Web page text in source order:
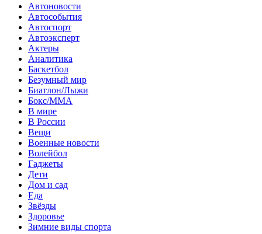
Автоновости
Автособытия
Автоспорт
Автоэксперт
Актеры
Аналитика
Баскетбол
Безумный мир
Биатлон/Лыжи
Бокс/MMA
В мире
В России
Вещи
Военные новости
Волейбол
Гаджеты
Дети
Дом и сад
Еда
Звёзды
Здоровье
Зимние виды спорта